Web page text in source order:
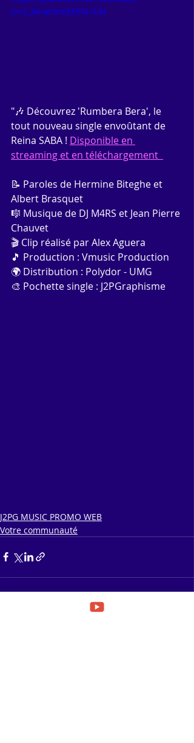
si=2_8malmmEEEN-lUN
"🎶 Découvrez 'Rumbera Bera', le
tout nouveau single envoûtant de
Reina SABA ! Disponible en
streaming et en téléchargement
📝 Paroles de Hermine Biteghe et
Albert Brasquet
🎼 Musique de DJ M4RS et Jean Pierre
Chauvet
🎬 Clip réalisé par Alex Aguera
🎵 Production : Vmusic Production
🌍 Distribution : Polydor - UMG
🎨 Pochette single : J2PGraphisme
J2PG MUSIC PROMO WEB
Votre communauté